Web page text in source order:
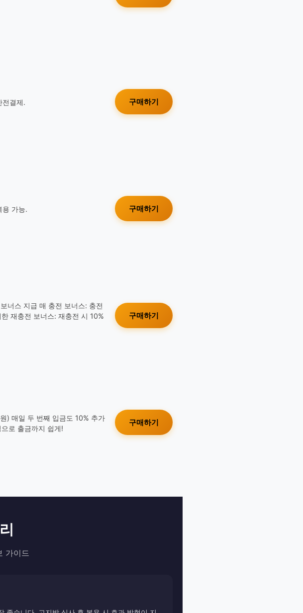
전결제.
구매하기
용 가능.
구매하기
너스 지급 매 충전 보너스: 충전
재충전 보너스: 재충전 시 10%
구매하기
) 매일 두 번째 입금도 10% 추가
로 출금까지 쉽게!
구매하기
가이드